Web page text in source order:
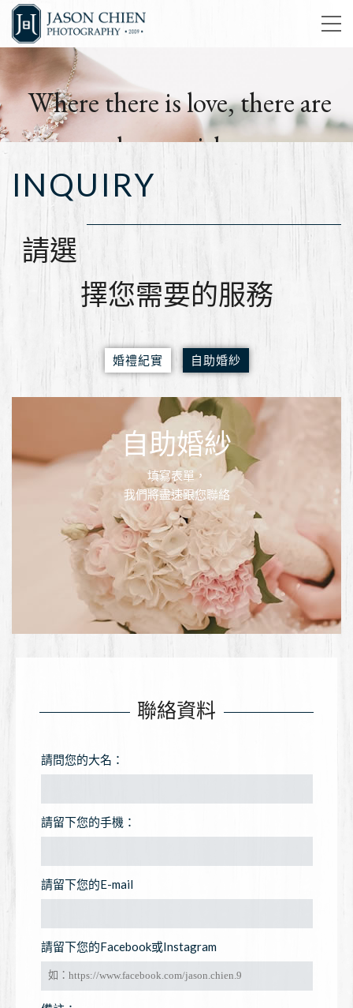
Where there is love, there are
always wishes.
簡孑影像工作室
INQUIRY
請選
擇您需要的服務
婚禮紀實 自助婚紗
自助婚紗
填寫表單，
我們將盡速跟您聯絡
聯絡資料
請問您的大名：
請留下您的手機：
請留下您的E-mail
請留下您的Facebook或Instagram